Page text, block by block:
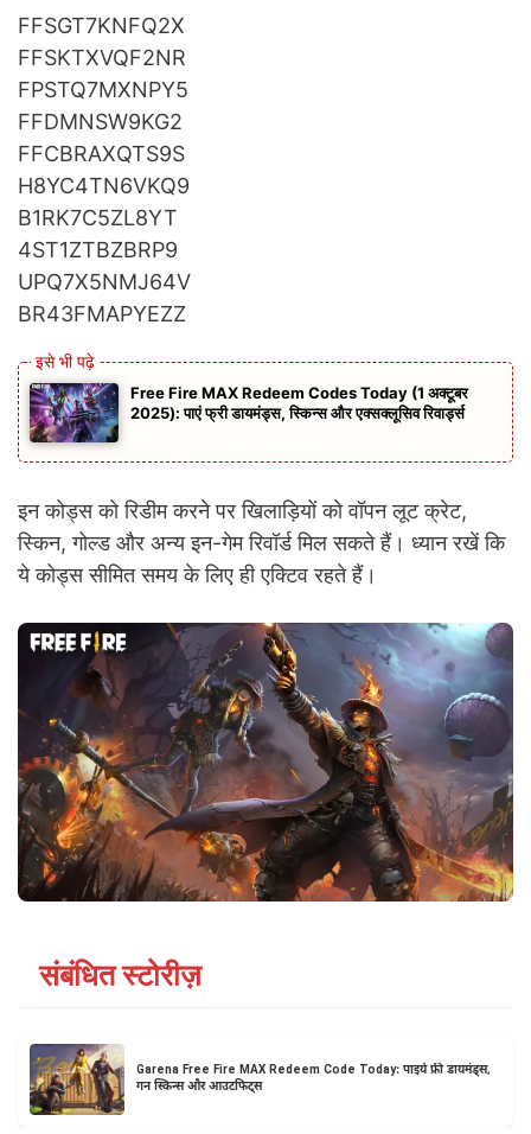
FFSGT7KNFQ2X
FFSKTXVQF2NR
FPSTQ7MXNPY5
FFDMNSW9KG2
FFCBRAXQTS9S
H8YC4TN6VKQ9
B1RK7C5ZL8YT
4ST1ZTBZBRP9
UPQ7X5NMJ64V
BR43FMAPYEZZ
Free Fire MAX Redeem Codes Today (1 अक्टूबर
2025): पाएं फ्री डायमंड्स, स्किन्स और एक्सक्लूसिव रिवार्ड्स
इन कोड्स को रिडीम करने पर खिलाड़ियों को वॉपन लूट क्रेट,
स्किन, गोल्ड और अन्य इन-गेम रिवॉर्ड मिल सकते हैं। ध्यान रखें कि
ये कोड्स सीमित समय के लिए ही एक्टिव रहते हैं।
संबंधित स्टोरीज़
Garena Free Fire MAX Redeem Code Today: पाइये फ्री डायमंड्स,
गन स्किन्स और आउटफिट्स